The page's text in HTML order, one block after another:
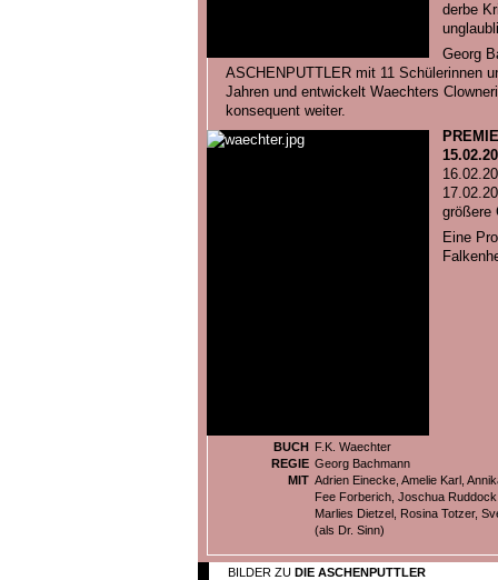
derbe
Georg
ASCHENPUTTLER mit 11 Schülerinnen
Jahren und entwickelt Waechters
konsequent weiter.
größere
Eine
BUCH F.K. Waechter
REGIE Georg Bachmann
MIT Adrien Einecke, Amelie Karl,
Fee Forberich, Joschua
Marlies Dietzel, Rosina Totzer,
(als Dr. Sinn)
BILDER ZU DIE ASCHENPUTTLER